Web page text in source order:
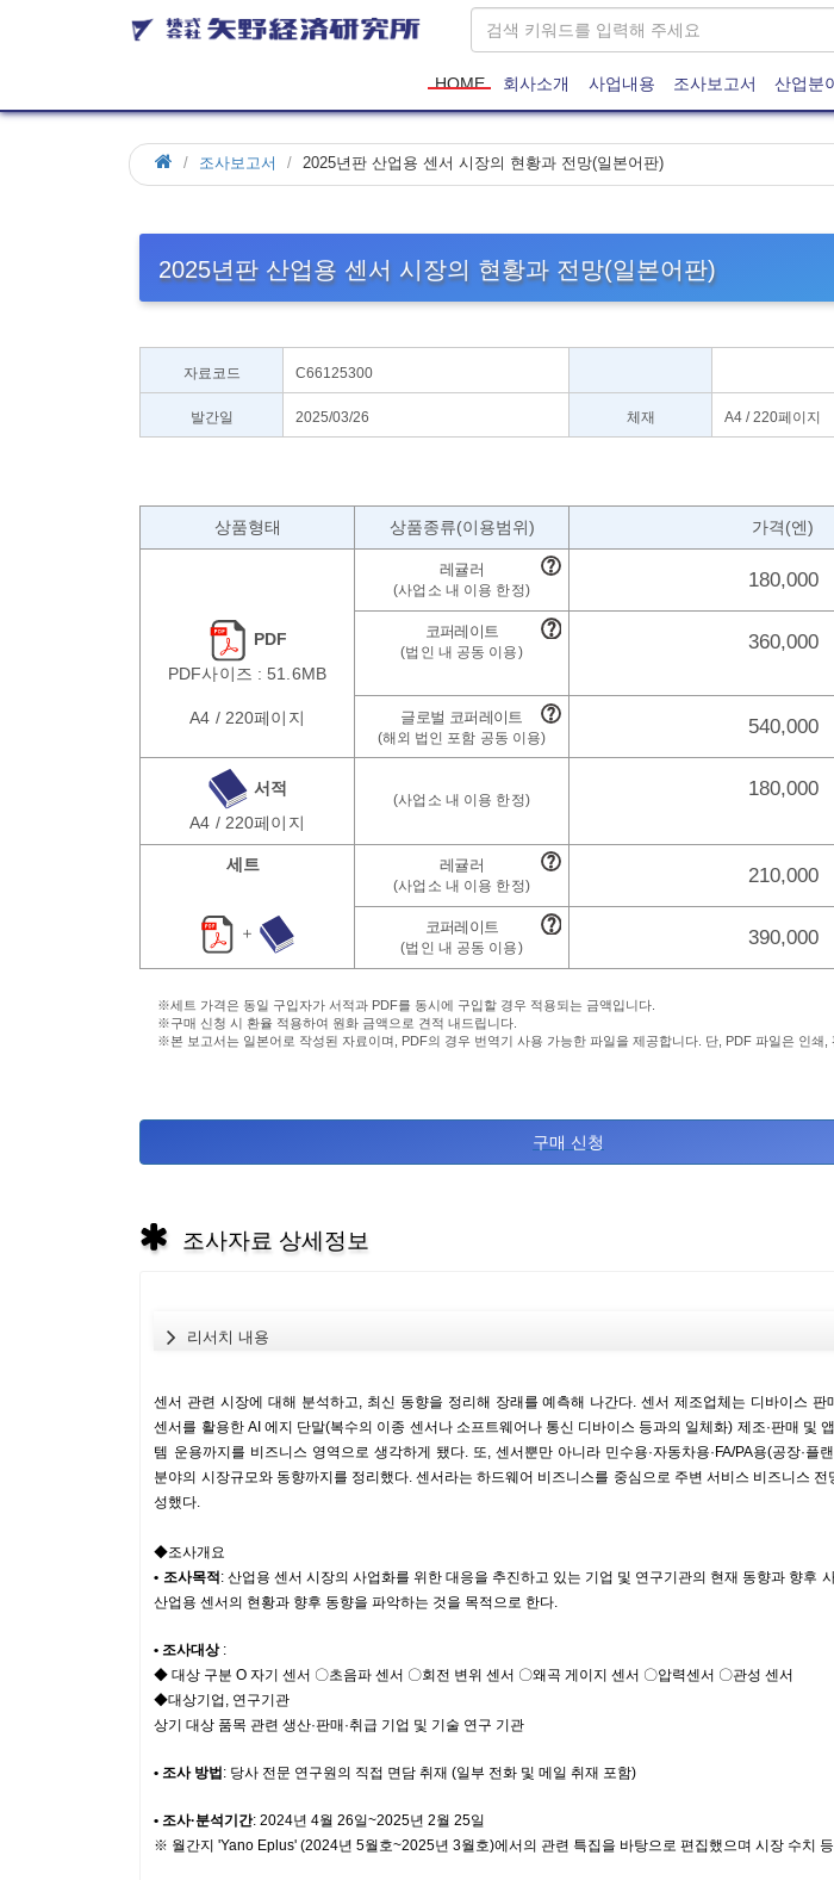
HOME 회사소개 사업내용 조사보고서 산업분
조사보고서 2025년판 산업용 센서 시장의 현황과 전망(일본어판)
2025년판 산업용 센서 시장의 현황과 전망(일본어판)
자료코드 C66125300
발간일 2025/03/26 체재 A4 / 220페이지
상품형태 상품종류(이용범위) 가격(엔)
180,000
PDF
PDF사이즈 : 51.6MB
360,000
A4 / 220페이지 540,000
서적
A4 / 220페이지
180,000
세트 210,000
＋ 390,000
※세트 가격은 동일 구입자가 서적과 PDF를 동시에 구입할 경우 적용되는 금액입니다.
※구매 신청 시 환율 적용하여 원화 금액으로 견적 내드립니다.
※본 보고서는 일본어로 작성된 자료이며, PDF의 경우 번역기 사용 가능한 파일을 제공합니다. 단, PDF 파일은 인쇄,
구매 신청
조사자료 상세정보
리서치 내용
센서 관련 시장에 대해 분석하고, 최신 동향을 정리해 장래를 예측해 나간다. 센서 제조업체는 디바이스 판
센서를 활용한 AI 에지 단말(복수의 이종 센서나 소프트웨어나 통신 디바이스 등과의 일체화) 제조·판매 및
템 운용까지를 비즈니스 영역으로 생각하게 됐다. 또, 센서뿐만 아니라 민수용·자동차용·FA/PA용(공장·플
분야의 시장규모와 동향까지를 정리했다. 센서라는 하드웨어 비즈니스를 중심으로 주변 서비스 비즈니스
성했다.
◆조사개요
• 조사목적 : 산업용 센서 시장의 사업화를 위한 대응을 추진하고 있는 기업 및 연구기관의 현재 동향과 향후
산업용 센서의 현황과 향후 동향을 파악하는 것을 목적으로 한다.
• 조사대상 :
◆ 대상 구분 O 자기 센서 〇초음파 센서 〇회전 변위 센서 〇왜곡 게이지 센서 〇압력센서 〇관성 센서
◆대상기업, 연구기관
상기 대상 품목 관련 생산·판매·취급 기업 및 기술 연구 기관
• 조사 방법 : 당사 전문 연구원의 직접 면담 취재 (일부 전화 및 메일 취재 포함)
• 조사·분석기간: 2024년 4월 26일~2025년 2월 25일
※ 월간지 'Yano Eplus' (2024년 5월호~2025년 3월호)에서의 관련 특집을 바탕으로 편집했으며 시장 수치 등